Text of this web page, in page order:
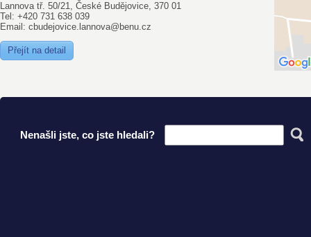
Lannova tř. 50/21, České Budějovice, 370 01
Tel: +420 731 638 039
Email: cbudejovice.lannova@benu.cz
Přejít na detail
Nenašli jste, co jste hledali?